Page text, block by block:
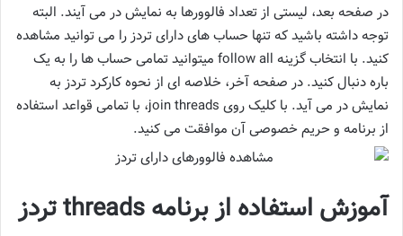
در صفحه بعد، لیستی از تعداد فالوورها به نمایش در می آیند. البته
توجه داشته باشید که تنها حساب های دارای تردز را می توانید مشاهده
کنید. با انتخاب گزینه follow all میتوانید تمامی حساب ها را به یک
باره دنبال کنید. در صفحه آخر، خلاصه ای از نحوه کارکرد تردز به
نمایش در می آید. با کلیک روی join threads، با تمامی قواعد استفاده
از برنامه و حریم خصوصی آن موافقت می کنید.
آموزش استفاده از برنامه threads تردز